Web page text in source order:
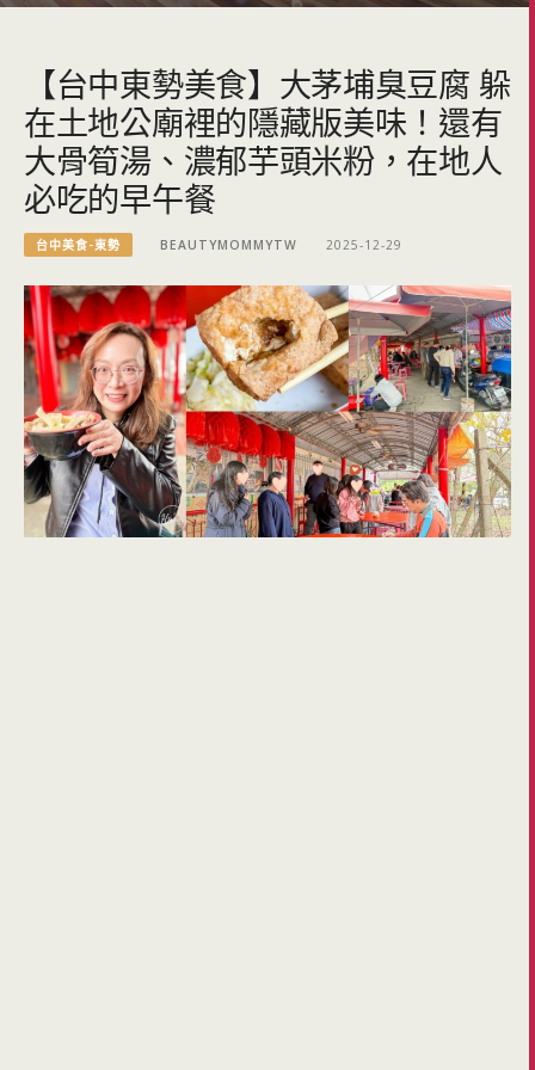
【台中東勢美食】大茅埔臭豆腐 躲
在土地公廟裡的隱藏版美味！還有
大骨筍湯、濃郁芋頭米粉，在地人
必吃的早午餐
台中美食-東勢 BEAUTYMOMMYTW 2025-12-29